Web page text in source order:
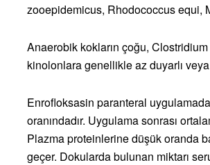
zooepidemicus, Rhodococcus equi,
Anaerobik kokların çoğu,
kinolonlara genellikle az duyarlı
Enrofloksasin paranteral
oranındadır. Uygulama sonrası
Plazma proteinlerine düşük oranda
geçer. Dokularda bulunan miktarı